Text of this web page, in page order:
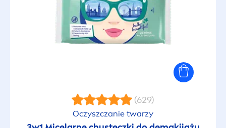
Zdrowo wyglądające usta
Zmniejsza ryzyko alergii słonecznych
(629)
Oczyszczanie twarzy